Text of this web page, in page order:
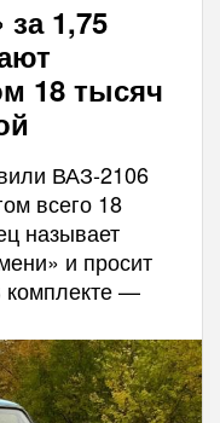
1,75
18 тысяч
ВАЗ-2106
всего 18
называет
и просит
комплекте —